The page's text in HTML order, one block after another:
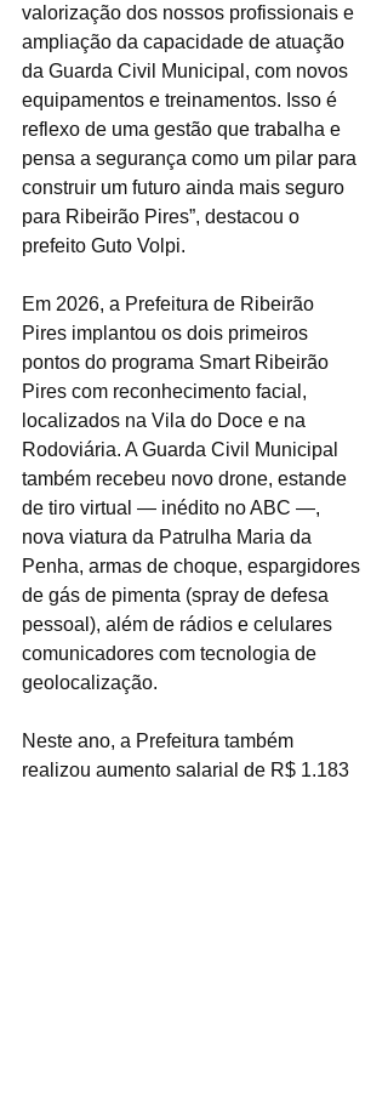
valorização dos nossos profissionais e
ampliação da capacidade de atuação
da Guarda Civil Municipal, com novos
equipamentos e treinamentos. Isso é
reflexo de uma gestão que trabalha e
pensa a segurança como um pilar para
construir um futuro ainda mais seguro
para Ribeirão Pires”, destacou o
prefeito Guto Volpi.
Em 2026, a Prefeitura de Ribeirão
Pires implantou os dois primeiros
pontos do programa Smart Ribeirão
Pires com reconhecimento facial,
localizados na Vila do Doce e na
Rodoviária. A Guarda Civil Municipal
também recebeu novo drone, estande
de tiro virtual — inédito no ABC —,
nova viatura da Patrulha Maria da
Penha, armas de choque, espargidores
de gás de pimenta (spray de defesa
pessoal), além de rádios e celulares
comunicadores com tecnologia de
geolocalização.
Neste ano, a Prefeitura também
realizou aumento salarial de R$ 1.183